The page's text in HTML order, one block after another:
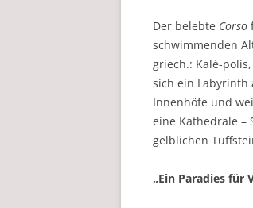
Der belebte Corso
schwimmenden
griech.: Kalé-
sich ein Labyrinth
Innenhöfe und
eine Kathedrale –
gelblichen
„Ein Paradies für